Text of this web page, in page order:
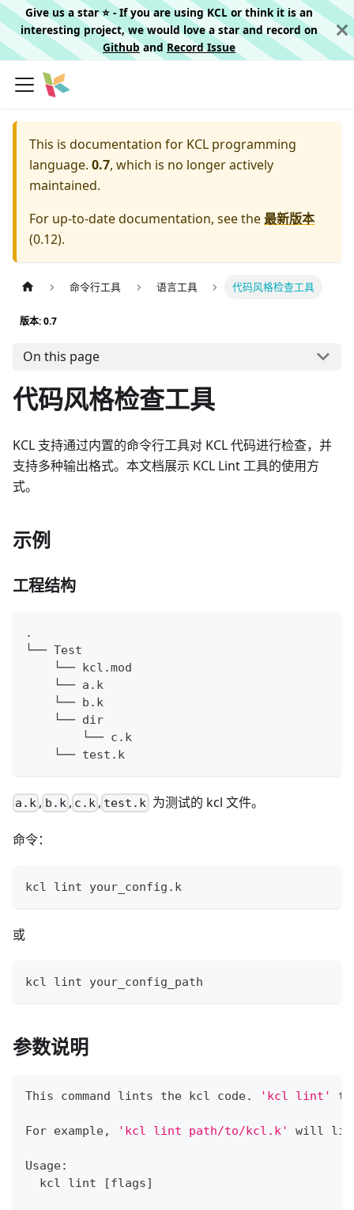
Give us a star ⭐️ - If you are using KCL or think it is an
interesting project, we would love a star and record on
Githuband Record Issue
This is documentation for KCL programming
language. 0.7, which is no longer actively
maintained.
For up-to-date documentation, see the最新版本
(0.12).
命令行工具 语言工具 代码风格检查工具
版本: 0.7
On this page
代码风格检查工具
KCL 支持通过内置的命令行工具对 KCL 代码进行检查，并
支持多种输出格式。本文档展示 KCL Lint 工具的使用方
式。
示例
工程结构
.
└── Test
    └── kcl.mod
    └── a.k
    └── b.k
    └── dir
        └── c.k
    └── test.k
a.k , b.k, c.k , test.k为测试的 kcl 文件。
命令：
kcl lint your_config.k
或
kcl lint your_config_path
参数说明
This command lints the kcl code. 'kcl lint'
For example, 'kcl lint path/to/kcl.k' will
Usage:
  kcl lint
[flags]